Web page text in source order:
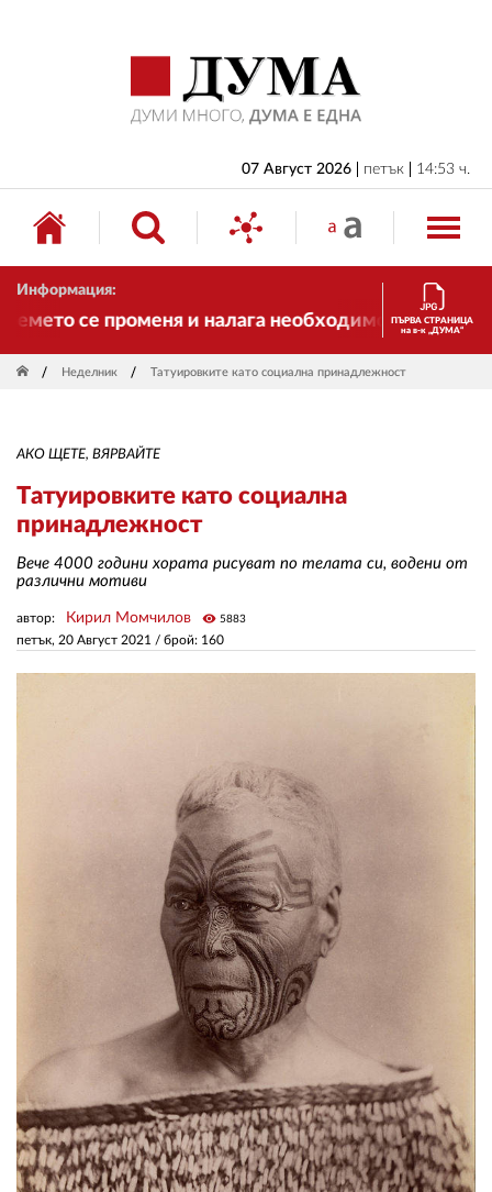
07 Август 2026 петък 14:53 ч.
Информация:
се променя и налага необходимостта отПЪРВА СТРАНИЦА
на в-к „ДУМА“
Неделник Татуировките като социална принадлежност
АКО ЩЕТЕ, ВЯРВАЙТЕ
Татуировките като социална
принадлежност
Вече 4000 години хората рисуват по телата си, водени от
различни мотиви
петък, 20 Август 2021 / брой: 160
автор: Кирил Момчилов visibility 5883
БЪЛГАРИЯ
ИКОНОМИКА
ИЗБОРИ
СВЯТ
РЕДАКЦИЯ
АБОНАМЕНТ
УСЛОВИЯ ЗА ПОЛЗВАНЕ
ПОЛИТИКА ЗА БИСКВИТКИТЕ
ПОЛИТИКАТА ЗА
ПОВЕРИТЕЛНОСТ
02 975 20 35